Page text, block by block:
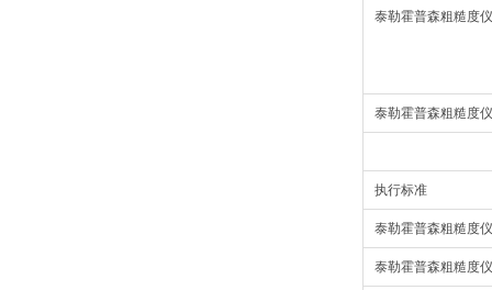
泰勒霍普森粗糙度
泰勒霍普森粗糙度
执行标准
泰勒霍普森粗糙度
泰勒霍普森粗糙度